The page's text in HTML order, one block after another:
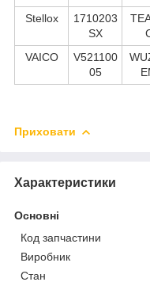
Stellox
1710203
SX
VAICO
V521100
05
Приховати
Характеристики
Основні
Код запчастини
Виробник
Стан